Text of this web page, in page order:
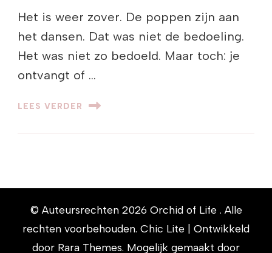
Het is weer zover. De poppen zijn aan
het dansen. Dat was niet de bedoeling.
Het was niet zo bedoeld. Maar toch: je
ontvangt of …
LEES VERDER
© Auteursrechten 2026 Orchid of Life . Alle
rechten voorbehouden. Chic Lite | Ontwikkeld
door Rara Themes. Mogelijk gemaakt door